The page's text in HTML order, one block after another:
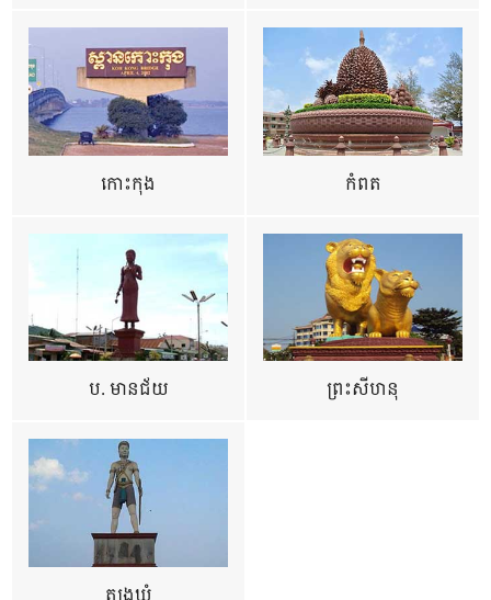
កោះកុង កំពត
ប. មានជ័យ ព្រះសីហនុ